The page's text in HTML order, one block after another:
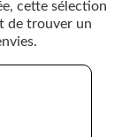
cette sélection
de trouver un